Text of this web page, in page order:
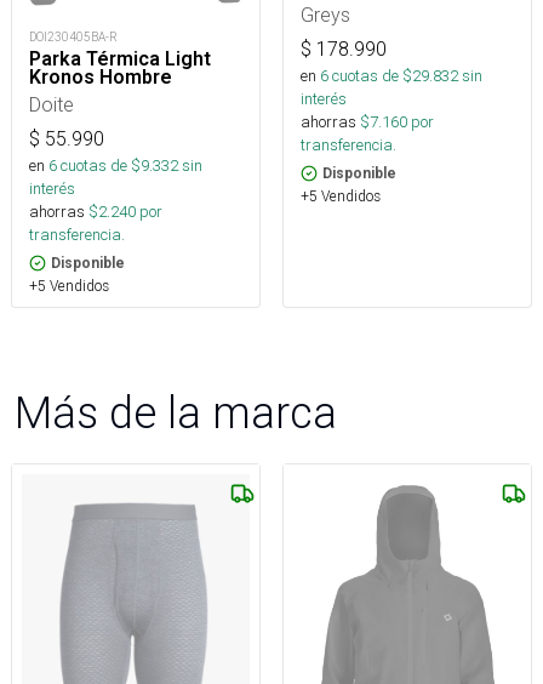
DOI230405BA-R
Parka Térmica Light
Kronos Hombre
Doite
$ 55.990
en 6cuotas de $9.332sin
interés
ahorras $2.240 por
transferencia.
Disponible
+5 Vendidos
Greys
$ 178.990
en 6cuotas de $29.832sin
interés
ahorras $7.160 por
transferencia.
Disponible
+5 Vendidos
Más de la marca